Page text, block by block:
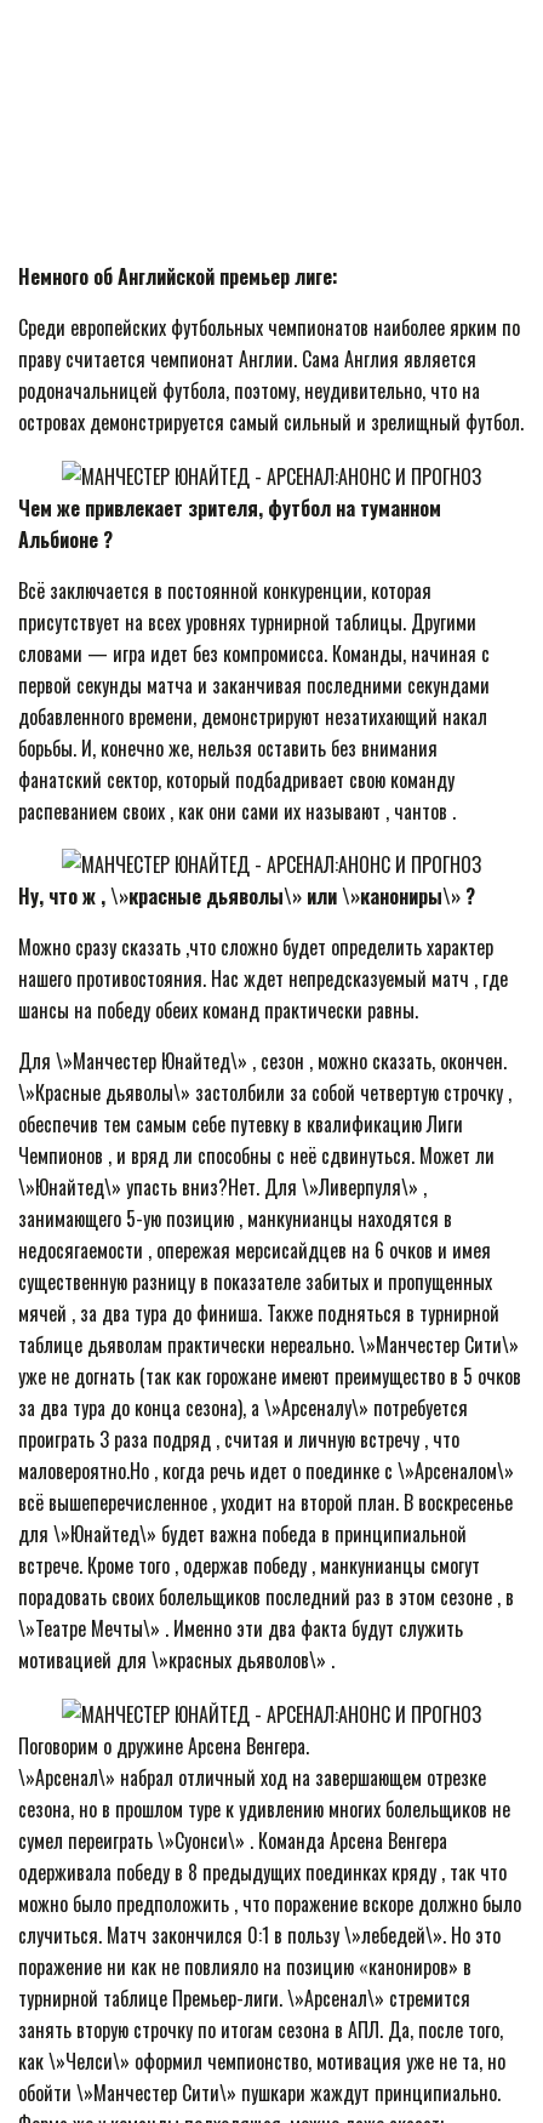
Немного об Английской премьер лиге:
Среди европейских футбольных чемпионатов наиболее ярким по
праву считается чемпионат Англии. Сама Англия является
родоначальницей футбола, поэтому, неудивительно, что на
островах демонстрируется самый сильный и зрелищный футбол.
Чем же привлекает зрителя, футбол на туманном
Альбионе ?
Всё заключается в постоянной конкуренции, которая
присутствует на всех уровнях турнирной таблицы. Другими
словами — игра идет без компромисса. Команды, начиная с
первой секунды матча и заканчивая последними секундами
добавленного времени, демонстрируют незатихающий накал
борьбы. И, конечно же, нельзя оставить без внимания
фанатский сектор, который подбадривает свою команду
распеванием своих , как они сами их называют , чантов .
Ну, что ж , \»красные дьяволы\» или \»канониры\» ?
Можно сразу сказать ,что сложно будет определить характер
нашего противостояния. Нас ждет непредсказуемый матч , где
шансы на победу обеих команд практически равны.
Для \»Манчестер Юнайтед\» , сезон , можно сказать, окончен.
\»Красные дьяволы\» застолбили за собой четвертую строчку ,
обеспечив тем самым себе путевку в квалификацию Лиги
Чемпионов , и вряд ли способны с неё сдвинуться. Может ли
\»Юнайтед\» упасть вниз?Нет. Для \»Ливерпуля\» ,
занимающего 5-ую позицию , манкунианцы находятся в
недосягаемости , опережая мерсисайдцев на 6 очков и имея
существенную разницу в показателе забитых и пропущенных
мячей , за два тура до финиша. Также подняться в турнирной
таблице дьяволам практически нереально. \»Манчестер Сити\»
уже не догнать (так как горожане имеют преимущество в 5 очков
за два тура до конца сезона), а \»Арсеналу\» потребуется
проиграть 3 раза подряд , считая и личную встречу , что
маловероятно.Но , когда речь идет о поединке с \»Арсеналом\»
всё вышеперечисленное , уходит на второй план. В воскресенье
для \»Юнайтед\» будет важна победа в принципиальной
встрече. Кроме того , одержав победу , манкунианцы смогут
порадовать своих болельщиков последний раз в этом сезоне , в
\»Театре Мечты\» . Именно эти два факта будут служить
мотивацией для \»красных дьяволов\» .
Поговорим о дружине Арсена Венгера.
\»Арсенал\» набрал отличный ход на завершающем отрезке
сезона, но в прошлом туре к удивлению многих болельщиков не
сумел переиграть \»Суонси\» . Команда Арсена Венгера
одерживала победу в 8 предыдущих поединках кряду , так что
можно было предположить , что поражение вскоре должно было
случиться. Матч закончился 0:1 в пользу \»лебедей\». Но это
поражение ни как не повлияло на позицию «канониров» в
турнирной таблице Премьер-лиги. \»Арсенал\» стремится
занять вторую строчку по итогам сезона в АПЛ. Да, после того,
как \»Челси\» оформил чемпионство, мотивация уже не та, но
обойти \»Манчестер Сити\» пушкари жаждут принципиально.